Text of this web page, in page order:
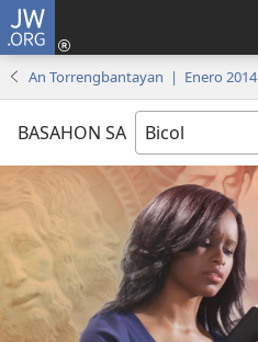
JW.ORG
An Torrengbantayan | Enero 2014
BASAHON SA